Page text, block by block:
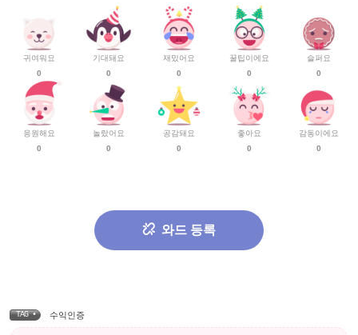
귀여워요
0
응원해요
0
기대돼요
0
놀랐어요
0
재밌어요
0
공감돼요
0
꿀팁이에요
0
좋아요
0
슬퍼요
0
감동이에요
0
와드 등록
TAG • 수익인증